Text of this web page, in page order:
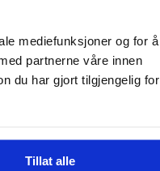
mediefunksjoner og for å
partnerne våre innen
du har gjort tilgjengelig for
Tillat alle